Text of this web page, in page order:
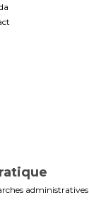
administratives